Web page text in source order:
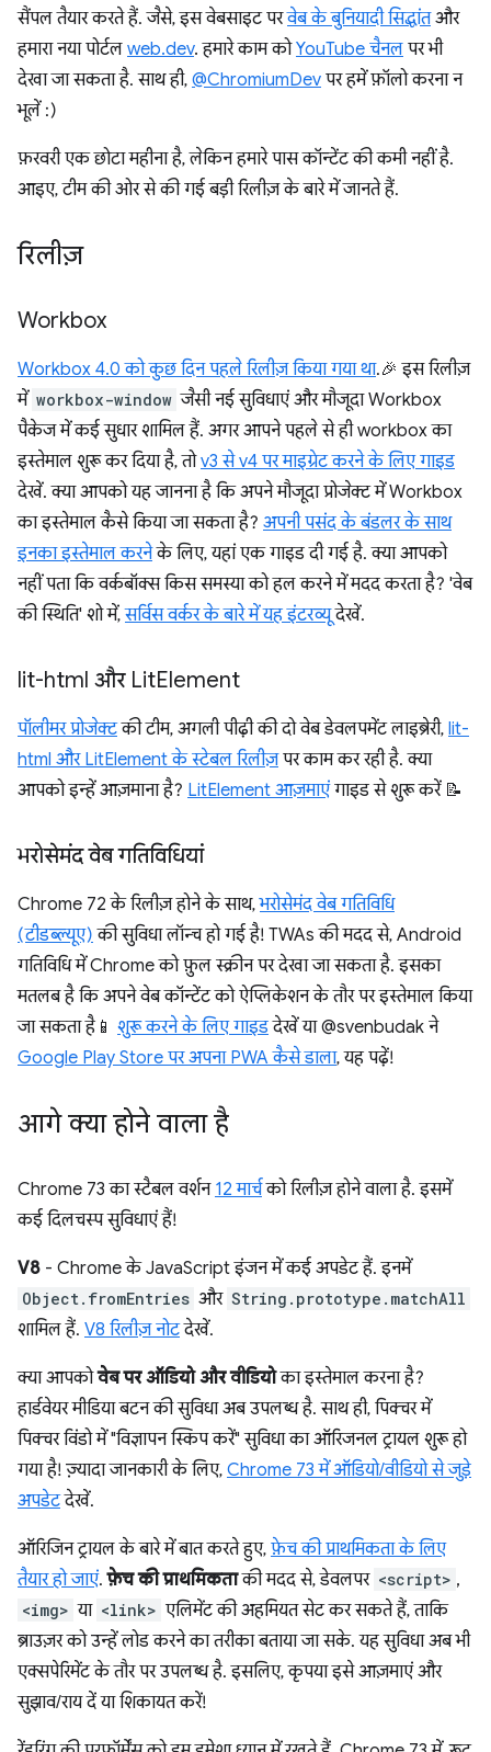
सैंपल तैयार करते हैं. जैसे, इस वेबसाइट परवेब के बुनियादी सिद्धांतऔर
हमारा नया पोर्टल web.dev. हमारे काम कोYouTube चैनल पर भी
देखा जा सकता है. साथ ही, @ChromiumDev पर हमें फ़ॉलो करना न
भूलें :)
फ़रवरी एक छोटा महीना है, लेकिन हमारे पास कॉन्टेंट की कमी नहीं है.
आइए, टीम की ओर से की गई बड़ी रिलीज़ के बारे में जानते हैं.
रिलीज़
Workbox
Workbox 4.0 को कुछ दिन पहले रिलीज़ किया गया था.🎉 इस रिलीज़
में workbox-window जैसी नई सुविधाएं और मौजूदा Workbox
पैकेज में कई सुधार शामिल हैं. अगर आपने पहले से ही workbox का
इस्तेमाल शुरू कर दिया है, तोv3 से v4 पर माइग्रेट करने के लिए गाइड
देखें. क्या आपको यह जानना है कि अपने मौजूदा प्रोजेक्ट में Workbox
का इस्तेमाल कैसे किया जा सकता है? अपनी पसंद के बंडलर के साथ
इनका इस्तेमाल करनेके लिए, यहां एक गाइड दी गई है. क्या आपको
नहीं पता कि वर्कबॉक्स किस समस्या को हल करने में मदद करता है? 'वेब
की स्थिति' शो में,सर्विस वर्कर के बारे में यह इंटरव्यूदेखें.
lit-html और LitElement
पॉलीमर प्रोजेक्टकी टीम, अगली पीढ़ी की दो वेब डेवलपमेंट लाइब्रेरी, lit-
html और LitElement के स्टेबल रिलीज़पर काम कर रही है. क्या
आपको इन्हें आज़माना है? LitElement आज़माएंगाइड से शुरू करें 📝
भरोसेमंद वेब गतिविधियां
Chrome 72 के रिलीज़ होने के साथ,भरोसेमंद वेब गतिविधि
(टीडब्ल्यूए) की सुविधा लॉन्च हो गई है! TWAs की मदद से, Android
गतिविधि में Chrome को फ़ुल स्क्रीन पर देखा जा सकता है. इसका
मतलब है कि अपने वेब कॉन्टेंट को ऐप्लिकेशन के तौर पर इस्तेमाल किया
जा सकता है📱 शुरू करने के लिए गाइडदेखें या @svenbudak ने
Google Play Store पर अपना PWA कैसे डाला, यह पढ़ें!
आगे क्या होने वाला है
Chrome 73 का स्टैबल वर्शन 12 मार्चको रिलीज़ होने वाला है. इसमें
कई दिलचस्प सुविधाएं हैं!
V8 - Chrome के JavaScript इंजन में कई अपडेट हैं. इनमें
Object.fromEntries और String.prototype.matchAll
शामिल हैं. V8 रिलीज़ नोटदेखें.
क्या आपकोवेब पर ऑडियो और वीडियोका इस्तेमाल करना है?
हार्डवेयर मीडिया बटन की सुविधा अब उपलब्ध है. साथ ही, पिक्चर में
पिक्चर विंडो में "विज्ञापन स्किप करें" सुविधा का ऑरिजनल ट्रायल शुरू हो
गया है! ज़्यादा जानकारी के लिए, Chrome 73 में ऑडियो/वीडियो से जुड़े
अपडेटदेखें.
ऑरिजिन ट्रायल के बारे में बात करते हुए, फ़ेच की प्राथमिकता के लिए
तैयार हो जाएं.फ़ेच की प्राथमिकताकी मदद से, डेवलपर <script> ,
<img> या <link> एलिमेंट की अहमियत सेट कर सकते हैं, ताकि
ब्राउज़र को उन्हें लोड करने का तरीका बताया जा सके. यह सुविधा अब भी
एक्सपेरिमेंट के तौर पर उपलब्ध है. इसलिए, कृपया इसे आज़माएं और
सुझाव/राय दें या शिकायत करें!